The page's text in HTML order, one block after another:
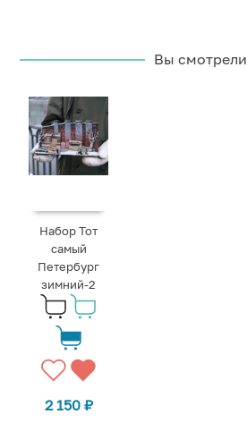
Вы смотрели
Набор Тот
самый
Петербург
зимний-2
2 150 ₽